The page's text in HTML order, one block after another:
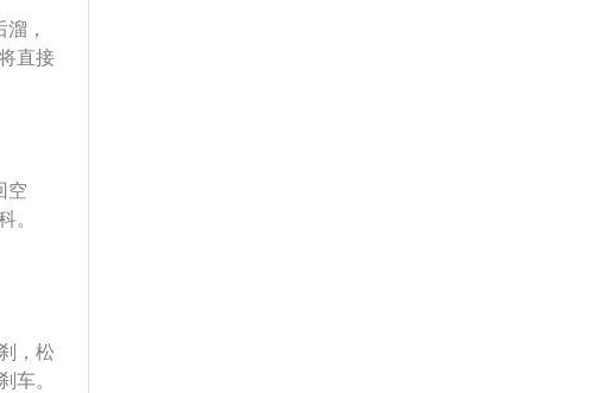
松
可以
，
直接
，
就多
车
松
踏板
前
(看
空
。
出
点离
，松
车。